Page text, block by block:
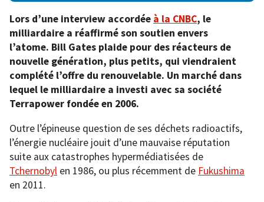
Lors d’une interview accordée à la CNBC, le
milliardaire a réaffirmé son soutien envers
l’atome. Bill Gates plaide pour des réacteurs de
nouvelle génération, plus petits, qui viendraient
complété l’offre du renouvelable. Un marché dans
lequel le milliardaire a investi avec sa société
Terrapower fondée en 2006.
Outre l’épineuse question de ses déchets radioactifs,
l’énergie nucléaire jouit d’une mauvaise réputation
suite aux catastrophes hypermédiatisées de
Tchernobyl en 1986, ou plus récemment de Fukushima
en 2011.